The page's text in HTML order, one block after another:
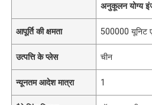
अनुकूलन योग्य
आपूर्ति की क्षमता 500000 यूनिट
उत्पत्ति के प्लेस चीन
न्यूनतम आदेश मात्रा 1